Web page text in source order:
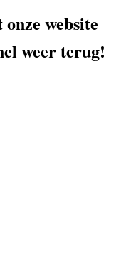
website
weer terug!